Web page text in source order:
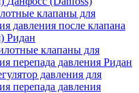
клапаны для
давления после клапана
Ридан
клапаны для
перепада давления Ридан
давления для
перепада давления